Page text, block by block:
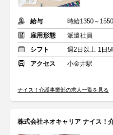
給与
時給1350～
雇用形態
派遣社員
シフト
週2日以上 1日5
アクセス
小金井駅
ナイス！介護事業部の求人一覧を見る
株式会社ネオキャリア ナイス